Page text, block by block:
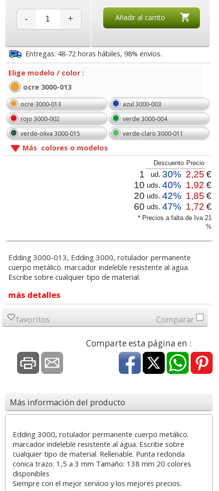
- + Añadir al carrito
Entregas: 48-72 horas hábiles, 98% envíos.
Elige modelo / color :
ocre 3000-013
ocre 3000-013
azul 3000-003
rojo 3000-002
verde 3000-004
verde-oliva 3000-015
verde-claro 3000-011
Más colores o modelos
* Precios a falta de Iva 21
%
Descuento Precio
1 ud. 30% 2,25 €
10 uds. 40% 1,92 €
20 uds. 42% 1,85 €
60 uds. 47% 1,72 €
Edding 3000-013, Edding 3000, rotulador permanente
cuerpo metálico. marcador indeleble resistente al agua.
Escribe sobre cualquier tipo de material.
más detalles
favoritos Comparar
Comparte esta página en :
Más información del producto
Edding 3000, rotulador permanente cuerpo metálico.
marcador indeleble resistente al agua. Escribe sobre
cualquier tipo de material. Rellenable. Punta redonda
conica trazo: 1,5 a 3 mm Tamaño: 138 mm 20 colores
disponibles
Siempre con el mejor servicio y los mejores precios.